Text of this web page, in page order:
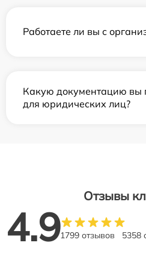
Работаете ли вы с
Какую документацию вы
для юридических лиц?
Отзывы
4.91799 отзывов 5358